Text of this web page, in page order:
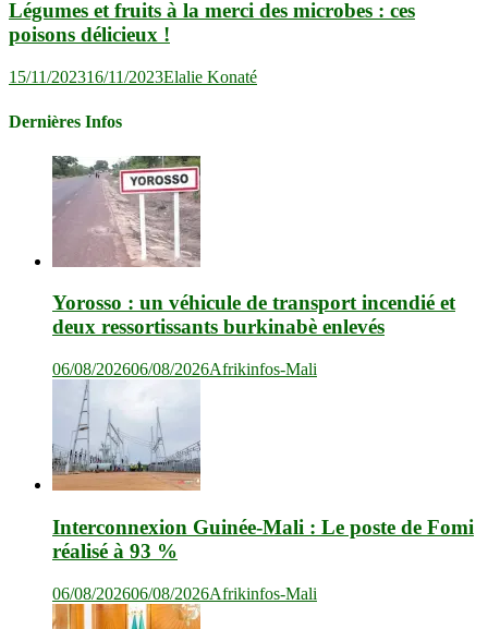
Légumes et fruits à la merci des microbes : ces
poisons délicieux !
15/11/202316/11/2023Elalie Konaté
Dernières Infos
Yorosso : un véhicule de transport incendié et
deux ressortissants burkinabè enlevés
06/08/202606/08/2026Afrikinfos-Mali
Interconnexion Guinée-Mali : Le poste de Fomi
réalisé à 93 %
06/08/202606/08/2026Afrikinfos-Mali